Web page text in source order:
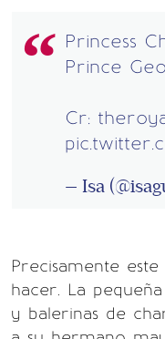
Princess
Prince
Cr:
— Isa
Precisamente
hacer. La
y balerinas de